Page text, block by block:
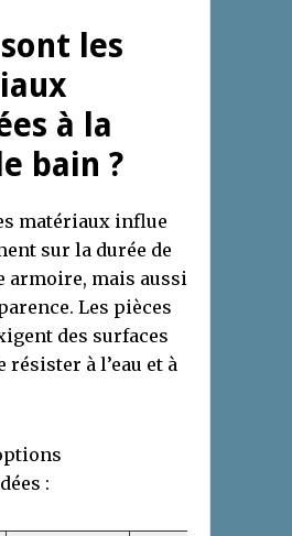
les
à la
bain ?
matériaux influe
sur la durée de
armoire, mais aussi
Les pièces
des surfaces
résister à l’eau et à
: